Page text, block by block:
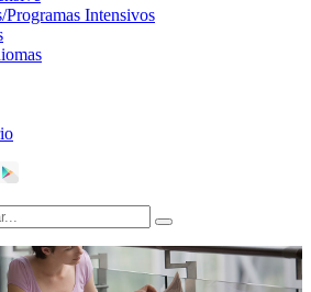
Programas Intensivos